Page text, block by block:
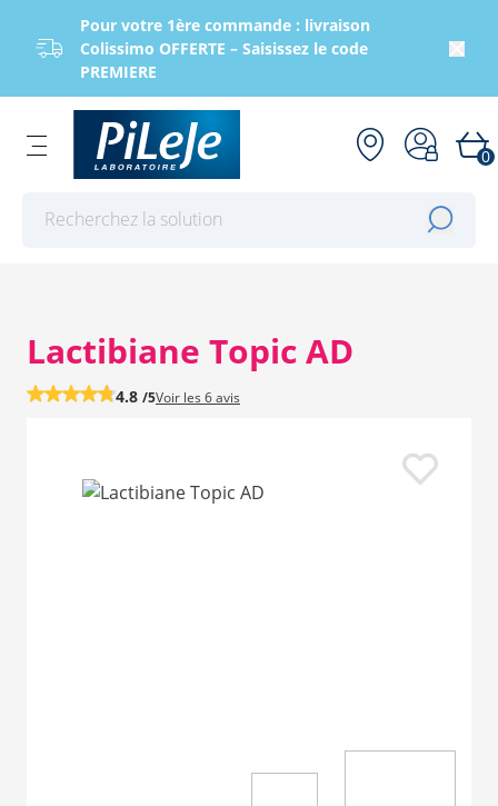
Pour votre 1ère commande : livraison
Colissimo OFFERTE – Saisissez le code
PREMIERE
0
Lactibiane Topic AD
4.8 /5Voir les 6 avis